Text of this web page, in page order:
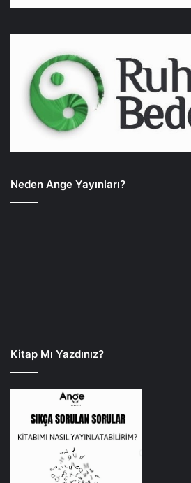
Neden Ange Yayınları?
Kitap Mı Yazdınız?